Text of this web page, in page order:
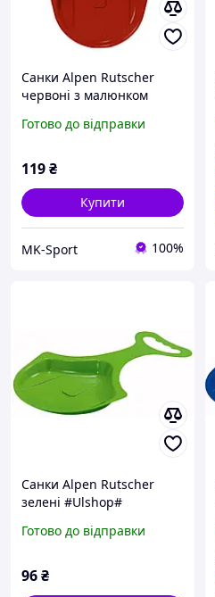
Санки Alpen Rutscher
червоні з малюнком
Готово до відправки
119₴
Купити
MK-Sport 100%
Санки Alpen Rutscher
зелені #Ulshop#
Готово до відправки
96₴